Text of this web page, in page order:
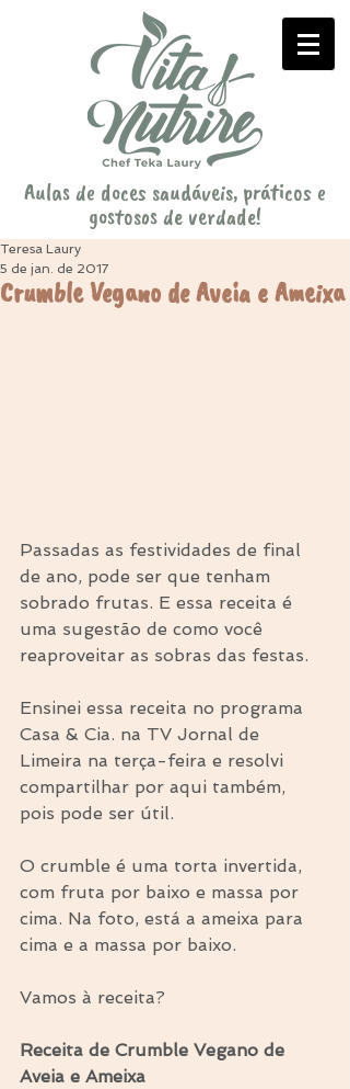
Aulas de doces saudáveis, práticos e
gostosos de verdade!
Crumble Vegano de Aveia e Ameixa
Teresa Laury
5 de jan. de 2017
Passadas as festividades de final
de ano, pode ser que tenham
sobrado frutas. E essa receita é
uma sugestão de como você
reaproveitar as sobras das festas.
Ensinei essa receita no programa
Casa & Cia. na TV Jornal de
Limeira na terça-feira e resolvi
compartilhar por aqui também,
pois pode ser útil.
O crumble é uma torta invertida,
com fruta por baixo e massa por
cima. Na foto, está a ameixa para
cima e a massa por baixo.
Vamos à receita?
Receita de Crumble Vegano de
Aveia e Ameixa